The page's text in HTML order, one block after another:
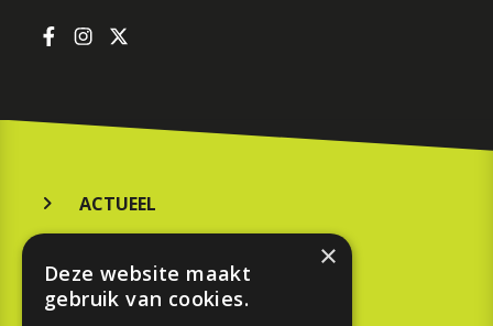
ACTUEEL
KOOPGIDS
×
Deze website maakt
gebruik van cookies.